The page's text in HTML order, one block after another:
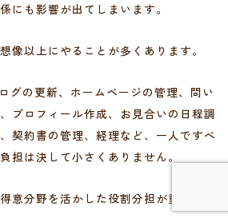
にも影響が出てしまいます。
像以上にやることが多くあります。
グの更新、ホームページの管理、問い
プロフィール作成、お見合いの日程調
契約書の管理、経理など、一人ですべ
担は決して小さくありません。
意分野を活かした役割分担が重要にな